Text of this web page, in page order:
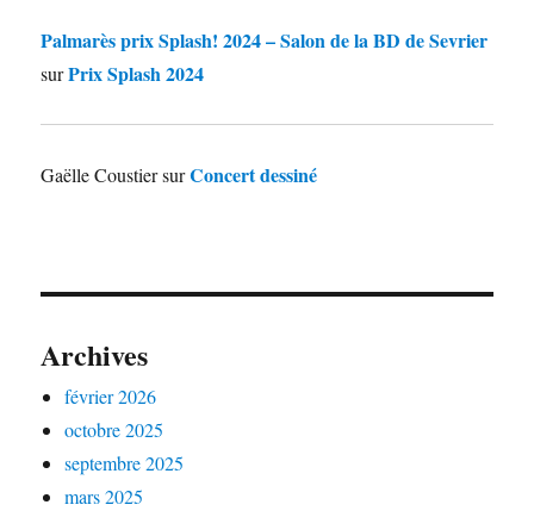
Palmarès prix Splash! 2024 – Salon de la BD de Sevrier
surPrix Splash 2024
Gaëlle CoustiersurConcert dessiné
Archives
février 2026
octobre 2025
septembre 2025
mars 2025